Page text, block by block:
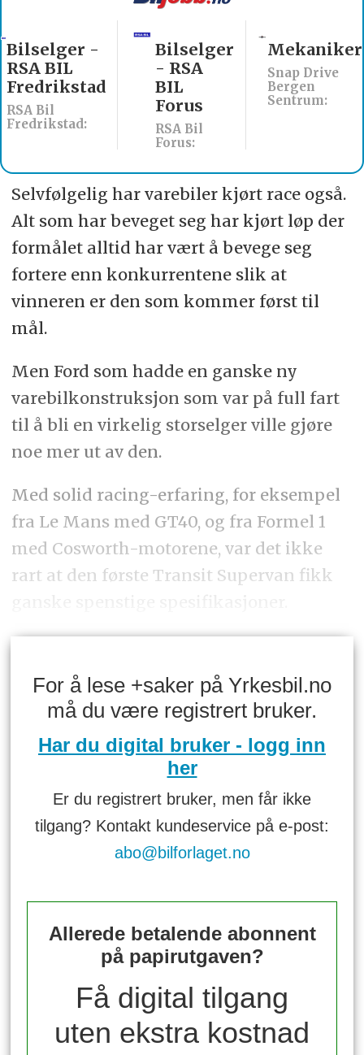
RSA Bil
Bilselger
- RSA
BIL
Forus
Snap Drive
Bergen
Sentrum:
Mekaniker
Billakkerer
søkes til
Werksta
Åsane
Selvfølgelig har varebiler kjørt race også.
Alt som har beveget seg har kjørt løp der
formålet alltid har vært å bevege seg
fortere enn konkurrentene slik at
vinneren er den som kommer først til
mål.
Men Ford som hadde en ganske ny
varebilkonstruksjon som var på full fart
til å bli en virkelig storselger ville gjøre
noe mer ut av den.
Med solid racing-erfaring, for eksempel
fra Le Mans med GT40, og fra Formel 1
med Cosworth-motorene, var det ikke
rart at den første Transit Supervan fikk
For å lese +saker på Yrkesbil.no
må du være registrert bruker.
Har du digital bruker - logg inn
her
Er du registrert bruker, men får ikke
tilgang? Kontakt kundeservice på e-post:
abo@bilforlaget.no
Allerede betalende abonnent
på papirutgaven?
Få digital tilgang
uten ekstra kostnad